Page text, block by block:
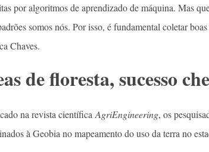
por algoritmos de aprendizado de máquina. Mas
somos nós. Por isso, é fundamental coletar
Chaves.
de floresta, sucesso
na revista científicaAgriEngineering, os
à Geobia no mapeamento do uso da terra no